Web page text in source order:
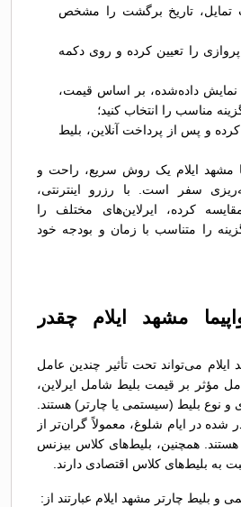
تاریخ برگشت را مشخص
را تعیین کرده و روی دکمه
نمایش داده‌شده، بر اساس قیمت،
مناسب را انتخاب کنید؛
و پس از پرداخت آنلاین، بلیط
مشهد ایلام یک روش سریع، راحت و
سفر است. با رزرو اینترنتی،
کرده، ایرلاین‌های مختلف را
را متناسب با زمان و بودجه خود
مشهد ایلام چقدر
ایلام می‌تواند تحت تأثیر چندین عامل
مؤثر بر قیمت بلیط شامل ایرلاین،
نوع بلیط (سیستمی یا چارتر) هستند.
شده در ایام شلوغ، معمولاً گران‌تر از
همچنین، بلیط‌های کلاس بیزنس
به بلیط‌های کلاس اقتصادی دارند.
بلیط چارتر مشهد ایلام عبارتند از: